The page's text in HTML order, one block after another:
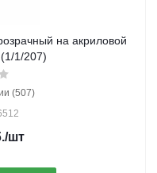
на акриловой
1/207)
(507)
/шт